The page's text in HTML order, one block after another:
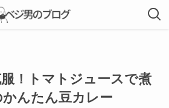
！トマトジュースで煮
んたん豆カレー